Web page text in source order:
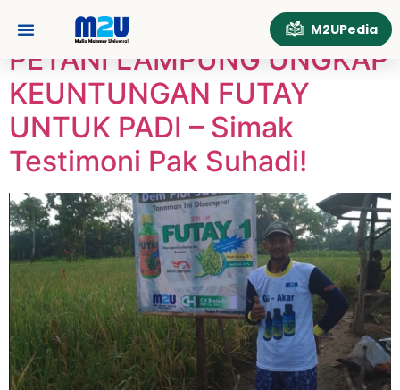
M2UPedia
PETANI LAMPUNG UNGKAP
KEUNTUNGAN FUTAY
UNTUK PADI – Simak
Testimoni Pak Suhadi!